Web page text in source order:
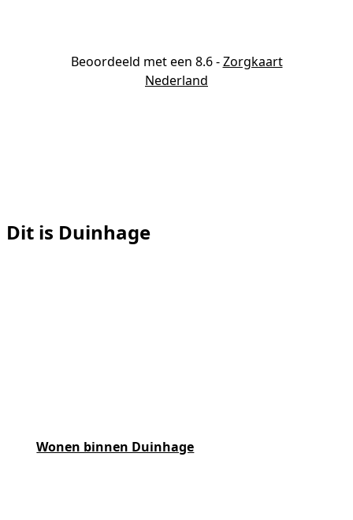
Beoordeeld met een 8.6-Zorgkaart
Nederland
Dit is Duinhage
Wonen binnen Duinhage